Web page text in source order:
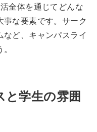
全体を通じてどんな
な要素です。サーク
ど、キャンパスライ
と学生の雰囲